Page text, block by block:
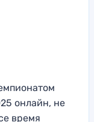
онлайн, не
время